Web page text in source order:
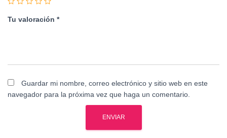
Tu valoración *
Guardar mi nombre, correo electrónico y sitio web en este
navegador para la próxima vez que haga un comentario.